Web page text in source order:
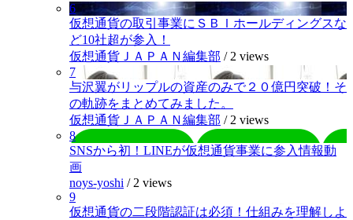
6
仮想通貨の取引事業にＳＢＩホールディングスな
ど10社超が参入！
仮想通貨ＪＡＰＡＮ編集部 / 2 views
7
与沢翼がリップルの資産のみで２０億円突破！そ
の軌跡をまとめてみました。
仮想通貨ＪＡＰＡＮ編集部 / 2 views
8
SNSから初！LINEが仮想通貨事業に参入情報動
画
noys-yoshi / 2 views
9
仮想通貨の二段階認証は必須！仕組みを理解しよ